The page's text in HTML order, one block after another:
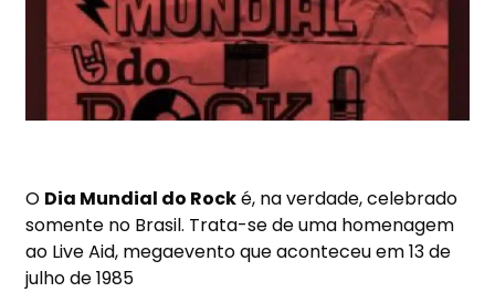
O Dia Mundial do Rocké, na verdade, celebrado
somente no Brasil. Trata-se de uma homenagem
ao Live Aid, megaevento que aconteceu em 13 de
julho de 1985